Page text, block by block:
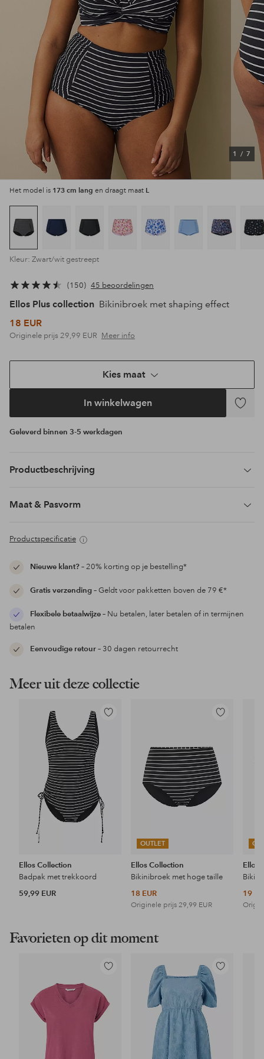
1 / 7
Het model is 173 cm lang en draagt maat L
Kleur: Zwart/wit gestreept
150 45 beoordelingen
Ellos Plus collection Bikinibroek met shaping effect
18 EUR
Originele prijs 29,99 EUR Meer info
Kies maat
In winkelwagen
Geleverd binnen 3-5 werkdagen
Productbeschrijving
Maat & Pasvorm
Productspecificatie
Nieuwe klant?– 20% korting op je bestelling*
Gratis verzending– Geldt voor pakketten boven de 79 €*
Flexibele betaalwijze– Nu betalen, later betalen of in termijnen
betalen
Eenvoudige retour– 30 dagen retourrecht
Meer uit deze collectie
Toevoegen
Ellos Collection
Badpak met trekkoord
59,99 EUR
OUTLET
Toevoegen
Ellos Collection
Bikinibroek met hoge taille
18 EUR
Originele prijs29,99 EUR
Ellos
19
Favorieten op dit moment
Toevoegen
favorieten
Toevoegen
aan
favorieten